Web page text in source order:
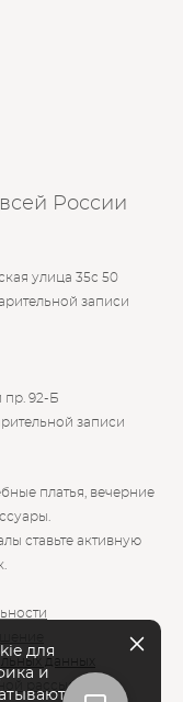
России
улица 35с 50
записи
пр. 92-Б
записи
платья, вечерние
ставьте активную
данных
рассылки
для
и
в